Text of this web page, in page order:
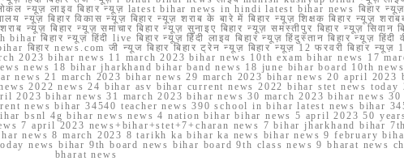
न्यूज़ लाइव बिहार न्यूज़ latest bihar news in hindi latest bihar news बिहार न्यूज़
न्यूज़ बिहार विकास न्यूज़ बिहार न्यूज़ शराब के बारे में बिहार न्यूज़ शिक्षक बिहार न्यूज़
बिहार न्यूज़ समाचार बिहार न्यूज़ सुनाइए बिहार न्यूज़ समस्तीपुर बिहार न्यूज़ सिवान
बिहार न्यूज़ हिंदी live बिहार न्यूज़ हिंदी लाइव बिहार न्यूज़ हिंदुस्तान बिहार न्यूज़ हिंदी
bihar बिहार news.com जी न्यूज बिहार बिहार ट्रेन न्यूज़ बिहार न्यूज़ 12 फरवरी
2023 bihar news 11 march 2023 bihar news 10th exam bihar news 17
news 18 bihar jharkhand bihar band news 18 june bihar board 10th
news 21 march 2023 bihar news 29 march 2023 bihar news 20 april
2022 news 24 bihar asv bihar current news 2022 bihar stet news
2023 bihar news 31 march 2023 bihar news 30 march 2023 bihar news
news bihar 34540 teacher news 390 school in bihar latest news bihar
bsnl 4g bihar news news 4 nation bihar bihar news 5 april 2023 50
7 april 2023 news+bihar+stet+7+charan news 7 bihar jharkhand bihar
news 8 march 2023 8 tarikh ka bihar ka news bihar news 9 february
news bihar 9th board news bihar board 9th class news 9 bharat news
bharat news